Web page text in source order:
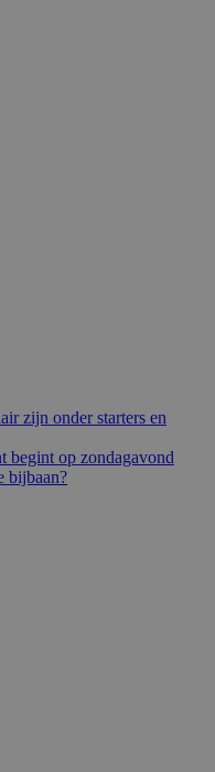
zijn onder starters en
begint op zondagavond
bijbaan?